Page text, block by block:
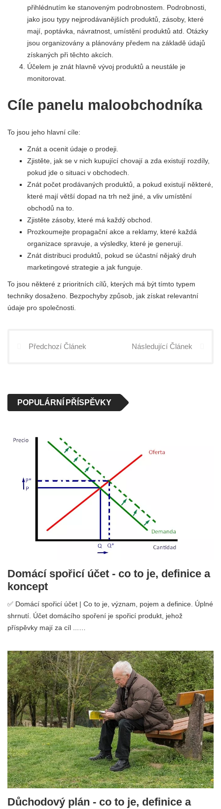
přihlédnutím ke stanoveným podrobnostem. Podrobnosti,
jako jsou typy nejprodávanějších produktů, zásoby, které
mají, poptávka, návratnost, umístění produktů atd. Otázky
jsou organizovány a plánovány předem na základě údajů
získaných při těchto akcích.
Účelem je znát hlavně vývoj produktů a neustále je
monitorovat.
Cíle panelu maloobchodníka
To jsou jeho hlavní cíle:
Znát a ocenit údaje o prodeji.
Zjistěte, jak se v nich kupující chovají a zda existují rozdíly,
pokud jde o situaci v obchodech.
Znát počet prodávaných produktů, a pokud existují některé,
které mají větší dopad na trh než jiné, a vliv umístění
obchodů na to.
Zjistěte zásoby, které má každý obchod.
Prozkoumejte propagační akce a reklamy, které každá
organizace spravuje, a výsledky, které je generují.
Znát distribuci produktů, pokud se účastní nějaký druh
marketingové strategie a jak funguje.
To jsou některé z prioritních cílů, kterých má být tímto typem
techniky dosaženo. Bezpochyby způsob, jak získat relevantní
údaje pro společnosti.
Předchozí Článek Následující Článek
POPULÁRNÍ PŘÍSPĚVKY
Domácí spořicí účet - co to je, definice a
koncept
✅ Domácí spořicí účet | Co to je, význam, pojem a definice. Úplné
shrnutí. Účet domácího spoření je spořicí produkt, jehož
příspěvky mají za cíl ...…
Důchodový plán - co to je, definice a